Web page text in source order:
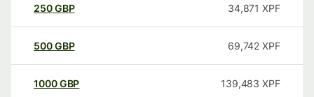
250GBP 34,871 XPF
500GBP 69,742 XPF
1000GBP 139,483 XPF